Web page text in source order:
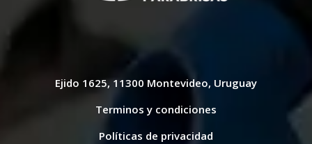
Ejido 1625, 11300 Montevideo, Uruguay
Terminos y condiciones
Políticas de privacidad